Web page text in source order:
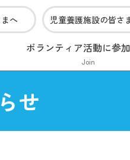
へ 児童養護施設の皆さ
ボランティア活動に参
Join
せ